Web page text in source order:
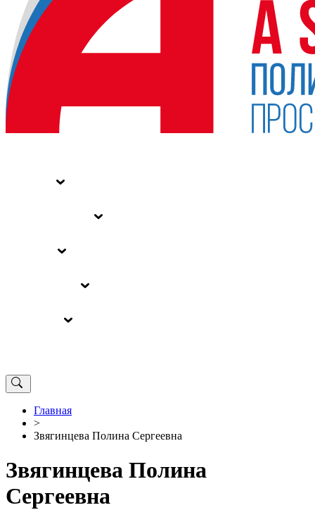
Главная
>
Звягинцева Полина Сергеевна
Звягинцева Полина
Сергеевна